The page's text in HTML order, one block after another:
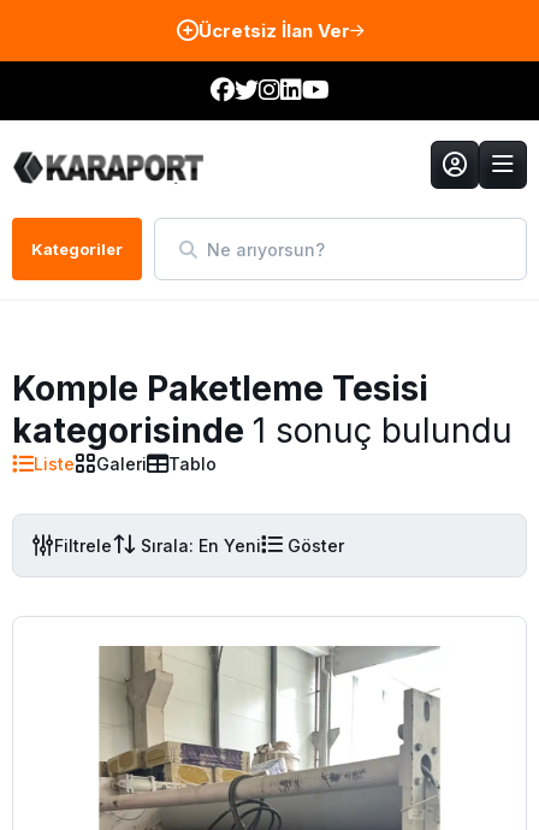
Ücretsiz İlan Ver
Kategoriler Ne arıyorsun?
Komple Paketleme Tesisi
kategorisinde 1 sonuç bulundu
Liste Galeri Tablo
Filtrele Sırala: En Yeni Göster